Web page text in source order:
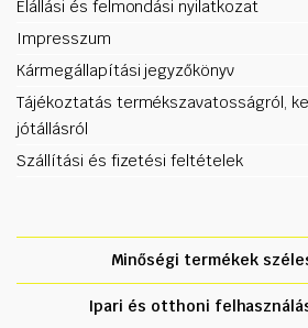
Elállási és felmondási nyilatkozat
Impresszum
Kármegállapítási jegyzőkönyv
Tájékoztatás termékszavatosságról,
jótállásról
Szállítási és fizetési feltételek
Minőségi termékek
Ipari és otthoni